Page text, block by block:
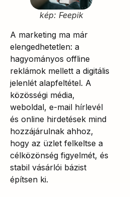
kép: Feepik
A marketing ma már
elengedhetetlen: a
hagyományos offline
reklámok mellett a digitális
jelenlét alapfeltétel. A
közösségi média,
weboldal, e-mail hírlevél
és online hirdetések mind
hozzájárulnak ahhoz,
hogy az üzlet felkeltse a
célközönség figyelmét, és
stabil vásárlói bázist
építsen ki.